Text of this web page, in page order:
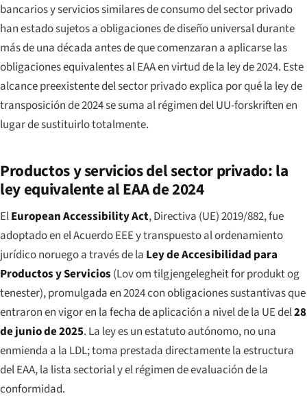
bancarios y servicios similares de consumo del sector privado
han estado sujetos a obligaciones de diseño universal durante
más de una década antes de que comenzaran a aplicarse las
obligaciones equivalentes al EAA en virtud de la ley de 2024. Este
alcance preexistente del sector privado explica por qué la ley de
transposición de 2024 se suma al régimen del UU-forskriften en
lugar de sustituirlo totalmente.
Productos y servicios del sector privado: la
ley equivalente al EAA de 2024
ElEuropean Accessibility Act, Directiva (UE) 2019/882, fue
adoptado en el Acuerdo EEE y transpuesto al ordenamiento
jurídico noruego a través de la Ley de Accesibilidad para
Productos y Servicios (Lov om tilgjengelegheit for produkt og
tenester), promulgada en 2024 con obligaciones sustantivas que
entraron en vigor en la fecha de aplicación a nivel de la UE del28
de junio de 2025. La ley es un estatuto autónomo, no una
enmienda a la LDL; toma prestada directamente la estructura
del EAA, la lista sectorial y el régimen de evaluación de la
conformidad.